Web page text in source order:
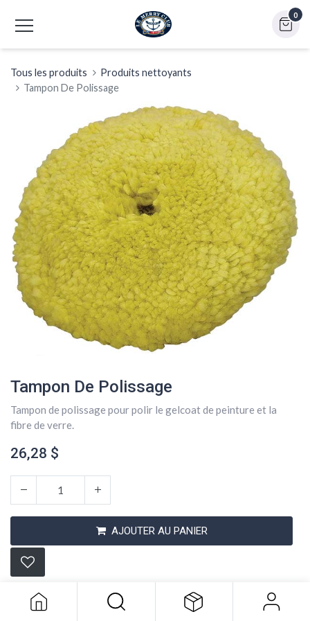
0
Tous les produits
Produits nettoyants
Tampon De Polissage
Tampon De Polissage
Tampon de polissage pour polir le gelcoat de peinture et la
fibre de verre.
26,28 $
AJOUTER AU PANIER
Conditions générales
Expédition : 2-3 jours ouvrables
Tampon De Polissage